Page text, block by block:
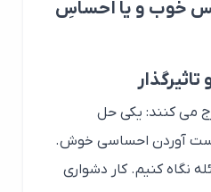
میزان تخصص یک
که نزد کدام دندانپزشک
خیلی سریع میسر می
از زندگی را تحت
کار شما به دنبالِ
گوشه گیر و کم حرف به